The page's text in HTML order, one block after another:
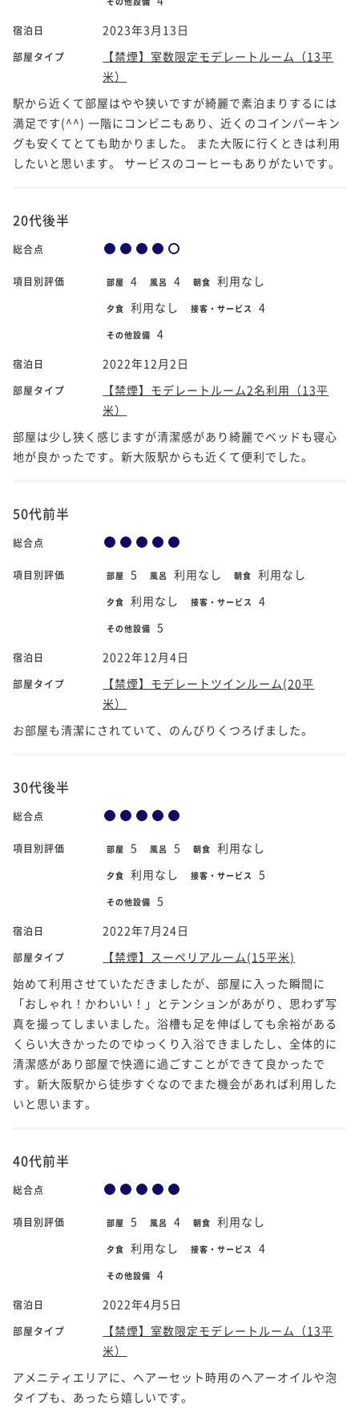
宿泊日 2023年3月13日
部屋タイプ
【禁煙】室数限定モデレートルーム（13平
米）
駅から近くて部屋はやや狭いですが綺麗で素泊まりするには
満足です(^^) 一階にコンビニもあり、近くのコインパーキン
グも安くてとても助かりました。 また大阪に行くときは利用
したいと思います。 サービスのコーヒーもありがたいです。
20代後半
総合点
項目別評価 部屋 4 風呂 4 朝食 利用なし
夕食 利用なし 接客・サービス 4
その他設備 4
宿泊日 2022年12月2日
部屋タイプ
【禁煙】モデレートルーム2名利用（13平
米）
部屋は少し狭く感じますが清潔感があり綺麗でベッドも寝心
地が良かったです。新大阪駅からも近くて便利でした。
50代前半
総合点
項目別評価 部屋 5 風呂 利用なし 朝食 利用なし
夕食 利用なし 接客・サービス 4
その他設備 5
宿泊日 2022年12月4日
部屋タイプ
【禁煙】モデレートツインルーム(20平
米）
お部屋も清潔にされていて、のんびりくつろげました。
30代後半
総合点
項目別評価 部屋 5 風呂 5 朝食 利用なし
夕食 利用なし 接客・サービス 5
その他設備 5
宿泊日 2022年7月24日
部屋タイプ
【禁煙】スーペリアルーム(15平米)
始めて利用させていただきましたが、部屋に入った瞬間に
「おしゃれ！かわいい！」とテンションがあがり、思わず写
真を撮ってしまいました。浴槽も足を伸ばしても余裕がある
くらい大きかったのでゆっくり入浴できましたし、全体的に
清潔感があり部屋で快適に過ごすことができて良かったで
す。新大阪駅から徒歩すぐなのでまた機会があれば利用した
いと思います。
40代前半
総合点
項目別評価 部屋 5 風呂 4 朝食 利用なし
夕食 利用なし 接客・サービス 4
その他設備 4
宿泊日 2022年4月5日
部屋タイプ
【禁煙】室数限定モデレートルーム（13平
米）
アメニティエリアに、ヘアーセット時用のヘアーオイルや泡
タイプも、あったら嬉しいです。